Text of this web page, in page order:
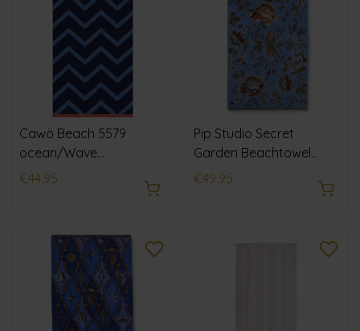
Cawö Beach 5579
ocean/Wave
Strandlaken 90x180
€44,95
Pip Studio Secret
Garden Beachtowel
Blauw 100x180 cm
€49,95